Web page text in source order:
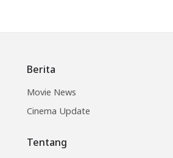
Berita
Movie News
Cinema Update
Tentang